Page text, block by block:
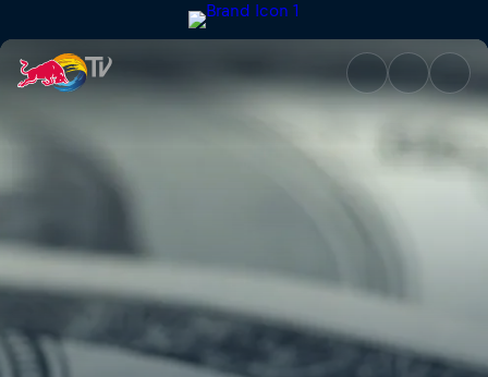
第5話: 一攫千金狙い | Red